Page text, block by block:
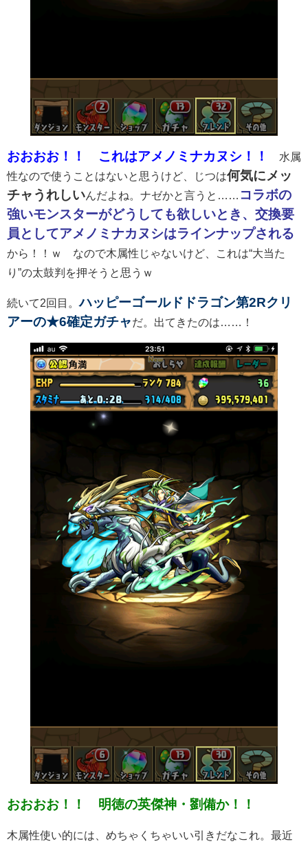
おおおお！！ これはアメノミナカヌシ！！
水属
性なので使うことはないと思うけど、じつは何気にメッ
チャうれしいんだよね。ナゼかと言うと…… コラボの
強いモンスターがどうしても欲しいとき、交換要
員としてアメノミナカヌシはラインナップされる
から！！ｗ なので木属性じゃないけど、これは“大当た
り”の太鼓判を押そうと思うｗ
続いて2回目。ハッピーゴールドドラゴン第2Rクリ
アーの★6確定ガチャだ。出てきたのは……！
おおおお！！ 明徳の英傑神・劉備か！！
木属性使い的には、めちゃくちゃいい引きだなこれ。最近